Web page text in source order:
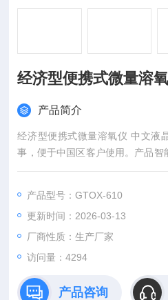
经济型便携式微量溶
产品简介
经济型便携式微量溶氧仪 中文液
事，便于中国区客户使用。产品智
片、高精度AD转换技术和SMT贴
器，使仪器的测量精度可以达到
有机玻璃密闭测量池，测量微量氧
产品型号：GTOX-610
更新时间：2026-03-13
厂商性质：生产厂家
访问量：4294
产品咨询